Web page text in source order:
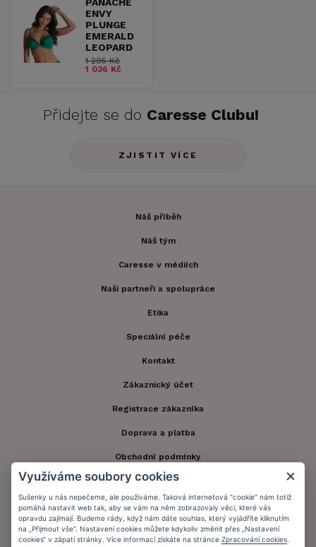
ENVY
PLUNGE
EMERALD
LEOPARD
1 295 Kč
1 036 Kč
Přidejte se do Caresse Clubu!
ZJISTIT VÍCE
Náš příběh
Náš tým
Caresse v médiích
Naši partneři a spolupráce
Etika
Speciální péče
Kontakt
Zákaznický účet
Registrace zákazníka
Doprava a platba
Obchodní podmínky
Ochrana osobních údajů
Informační memorandum
Využíváme soubory cookies
Sušenky u nás nepečeme, ale používáme. Taková internetová "cookie" nám totiž
pomáhá nastavit web tak, aby se vám na něm zobrazovaly věci, které vás
opravdu zajímají. Budeme rády, když nám dáte souhlas, který vyjádříte kliknutím
na „Přijmout vše“. Nastavení cookies můžete kdykoliv změnit přes „Nastavení
cookies“ v zápatí stránky. Více informací získáte na stránce Zpracování cookies